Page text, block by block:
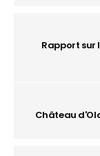
Rapport sur
Château